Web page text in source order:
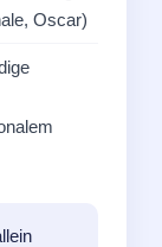
Oscar)